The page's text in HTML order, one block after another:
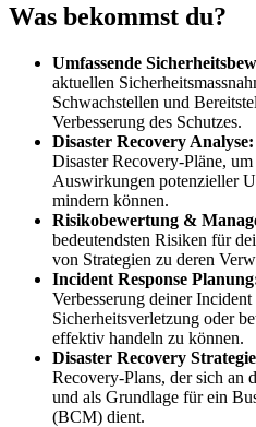
Was bekommst du?
Umfassende
aktuellen
Schwachstellen und
Verbesserung des Schutzes.
Disaster Recovery Analyse:
Disaster Recovery-Pläne,
Auswirkungen potenzieller
mindern können.
Risikobewertung &
bedeutendsten Risiken für
von Strategien zu deren
Incident Response
Verbesserung deiner
Sicherheitsverletzung oder
effektiv handeln zu können.
Disaster Recovery
Recovery-Plans, der sich an
und als Grundlage für ein
(BCM) dient.